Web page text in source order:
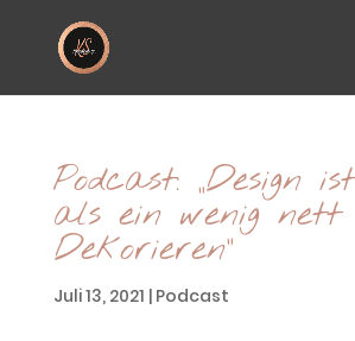
Podcast: „Design
als ein wenig nett
Dekorieren“
Juli 13, 2021 | Podcast